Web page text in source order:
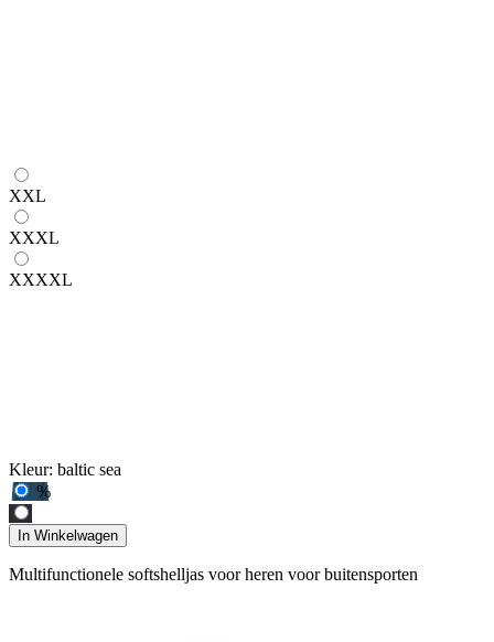
XXL
XXXL
XXXXL
Kleur: baltic sea
%
In Winkelwagen
Multifunctionele softshelljas voor heren voor buitensporten